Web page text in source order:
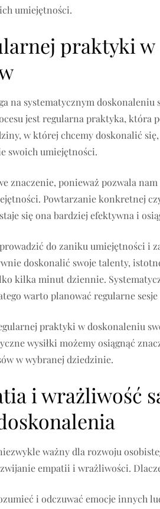
umiejętności.
praktyki
na systematycznym
jest regularna praktyka, która
w której chcemy doskonalić
swoich umiejętności.
znaczenie, ponieważ pozwala
Powtarzanie konkretnej
się ona bardziej efektywna i
do zaniku umiejętności i
doskonalić swoje talenty,
kilka minut dziennie.
warto planować regularne
praktyki w doskonaleniu
wysiłki możemy osiągnąć
w wybranej dziedzinie.
i wrażliwość
ważny dla rozwoju
empatii i wrażliwości.
i odczuwać emocje innych